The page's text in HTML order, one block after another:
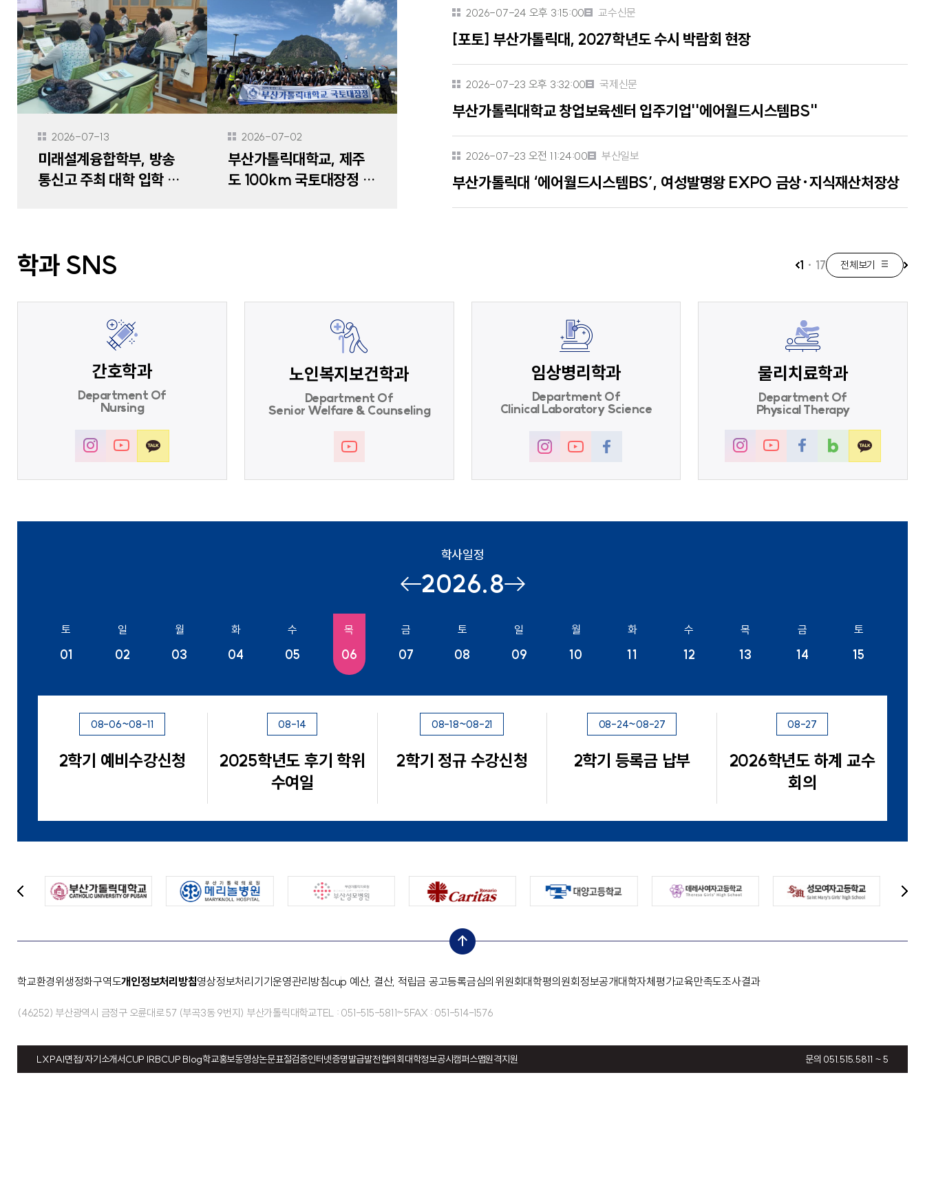
2026-07-13
미래설계융합학부, 방송
통신고 주최 대학 입학 박
2026-07-02
부산가톨릭대학교, 제주
도 100km 국토대장정 성
2026-07-24 오후 3:15:00 교수신문
[포토] 부산가톨릭대, 2027학년도 수시 박람회 현장
2026-07-23 오후 3:32:00 국제신문
부산가톨릭대학교 창업보육센터 입주기업''에어월드시스템BS''
2026-07-23 오전 11:24:00 부산일보
부산가톨릭대 ‘에어월드시스템BS’, 여성발명왕 EXPO 금상·지식재산처장상
학과 SNS 1 · 17 전체보기
간호학과
Department Of
Nursing
노인복지보건학과
Department Of
Senior Welfare & Counseling
임상병리학과
Department Of
Clinical Laboratory Science
물리치료학과
Department Of
Physical Therapy
학사일정
이전2026.8다음
토
01
일
02
월
03
화
04
수
05
목
06
금
07
토
08
일
09
월
10
화
11
수
12
목
13
금
14
토
15
08-06~08-11
2학기 예비수강신청
08-14
2025학년도 후기 학위
수여일
08-18~08-21
2학기 정규 수강신청
08-24~08-27
2학기 등록금 납부
08-27
2026학년도 하계 교수
회의
이
다
top
학교환경위생정화구역도개인정보처리방침영상정보처리기기운영관리방침cup 예산, 결산, 적립금 공고등록금심의위원회대학평의원회정보공개대학자체평가교육만족도조사결과
(46252) 부산광역시 금정구 오륜대로 57 (부곡3동 9번지) 부산가톨릭대학교TEL : 051-515-5811~5FAX : 051-514-1576
LXPAI면접/자기소개서CUP IRBCUP Blog학교홍보동영상논문표절검증인터넷증명발급발전협의회대학정보공시캠퍼스맵원격지원 문의 051.515.5811 ~ 5